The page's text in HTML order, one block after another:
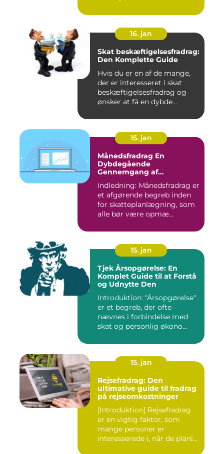
16. jan
Skat beskæftigelsesfradrag:
Den Komplette Guide
Hvis du er en af de mange,
der er interesseret i skat
beskæftigelsesfradrag og
ønsker at få en dybde...
15. jan
Månedsfradrag En
Dybdegående
Gennemgang af
Indledning: Månedsfradrag er
et afgørende begreb inden
for skatteplanlægning, som
alle bør være opmæ...
15. jan
Tjek Årsopgørelse: En
Komplet Guide til at Forstå
og Udnytte Den
Introduktion: "Årsopgørelse"
er et begreb, der ofte
nævnes i forbindelse med
skat og personlig økono...
15. jan
Rejsefradrag: Den
ultimative guide til fradrag
på rejseomkostninger
[Introduktion] Rejsefradrag
er en vigtig faktor, som
mange personer er
interesserede i, når de planl...